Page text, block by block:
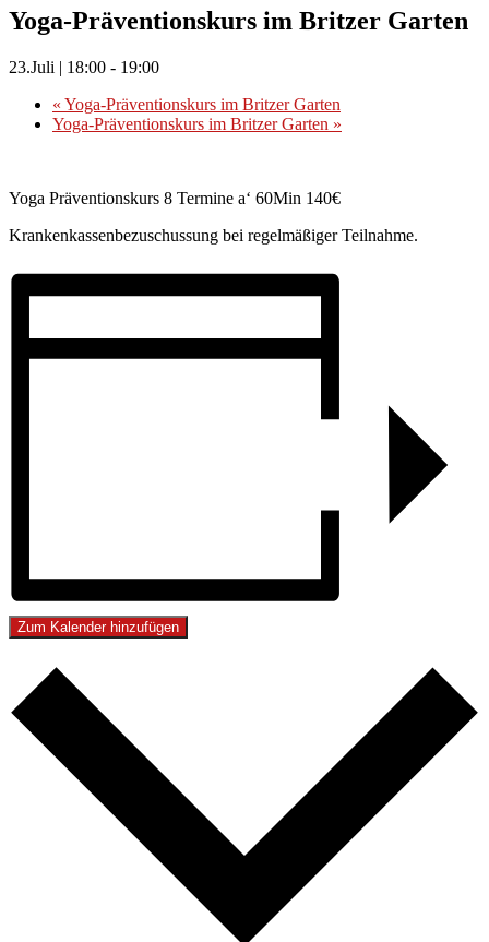
Yoga-Präventionskurs im Britzer Garten
23.Juli | 18:00 - 19:00
« Yoga-Präventionskurs im Britzer Garten
Yoga-Präventionskurs im Britzer Garten »
Yoga Präventionskurs 8 Termine a‘ 60Min 140€
Krankenkassenbezuschussung bei regelmäßiger Teilnahme.
Zum Kalender hinzufügen